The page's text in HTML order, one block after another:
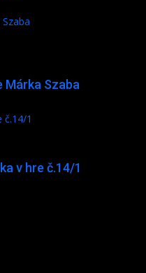
Márka Szaba
č.14/1
v hre č.14/1